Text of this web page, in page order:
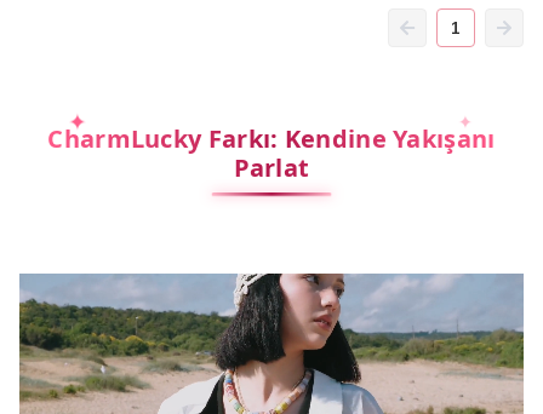
1
CharmLucky Farkı: Kendine Yakışanı
Parlat